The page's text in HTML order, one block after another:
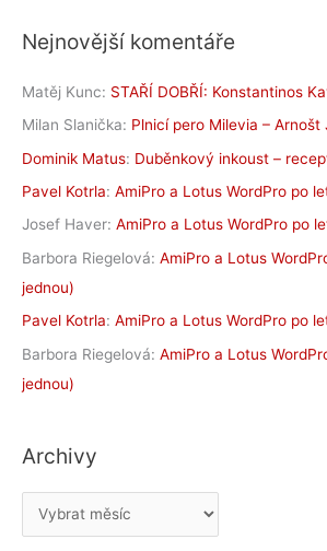
Nejnovější komentáře
Matěj Kunc: STAŘÍ DOBŘÍ: Konstantinos
Milan Slanička: Plnicí pero Milevia – Arnošt
Dominik Matus: Duběnkový inkoust –
Pavel Kotrla: AmiPro a Lotus WordPro po
Josef Haver: AmiPro a Lotus WordPro po
Barbora Riegelová: AmiPro a Lotus
jednou)
Pavel Kotrla: AmiPro a Lotus WordPro po
Barbora Riegelová: AmiPro a Lotus
jednou)
Archivy
r